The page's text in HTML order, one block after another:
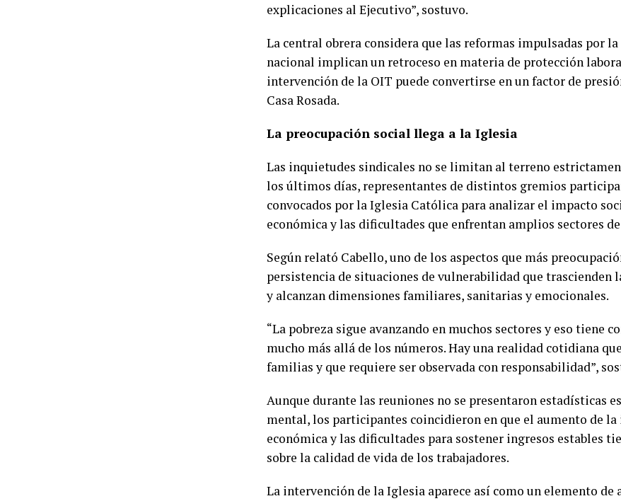
explicaciones al Ejecutivo”, sostuvo.
La central obrera considera que las reformas impulsadas por
nacional implican un retroceso en materia de protección
intervención de la OIT puede convertirse en un factor de
Casa Rosada.
La preocupación social llega a la Iglesia
Las inquietudes sindicales no se limitan al terreno
los últimos días, representantes de distintos gremios
convocados por la Iglesia Católica para analizar el impacto
económica y las dificultades que enfrentan amplios sectores
Según relató Cabello, uno de los aspectos que más
persistencia de situaciones de vulnerabilidad que trascienden
y alcanzan dimensiones familiares, sanitarias y emocionales.
“La pobreza sigue avanzando en muchos sectores y eso tiene
mucho más allá de los números. Hay una realidad cotidiana
familias y que requiere ser observada con responsabilidad”,
Aunque durante las reuniones no se presentaron estadísticas
mental, los participantes coincidieron en que el aumento de
económica y las dificultades para sostener ingresos estables
sobre la calidad de vida de los trabajadores.
La intervención de la Iglesia aparece así como un elemento